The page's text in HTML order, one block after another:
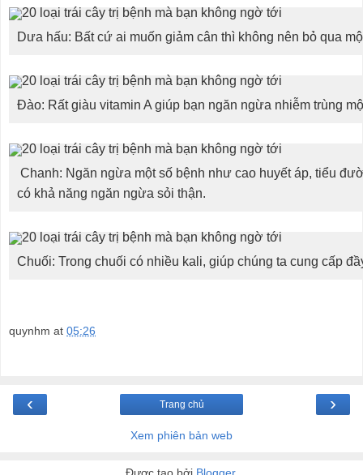
Dưa hấu: Bất cứ ai muốn giảm cân thì không nên bỏ qua
Đào: Rất giàu vitamin A giúp bạn ngăn ngừa nhiễm trùng
Chanh: Ngăn ngừa một số bệnh như cao huyết áp, tiểu
có khả năng ngăn ngừa sỏi thận.
Chuối: Trong chuối có nhiều kali, giúp chúng ta cung cấp
quynhm at 05:26
‹ ›
Trang chủ
Xem phiên bản web